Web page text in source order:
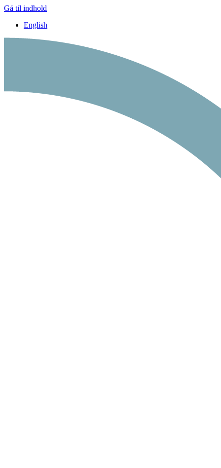
Gå til indhold
English